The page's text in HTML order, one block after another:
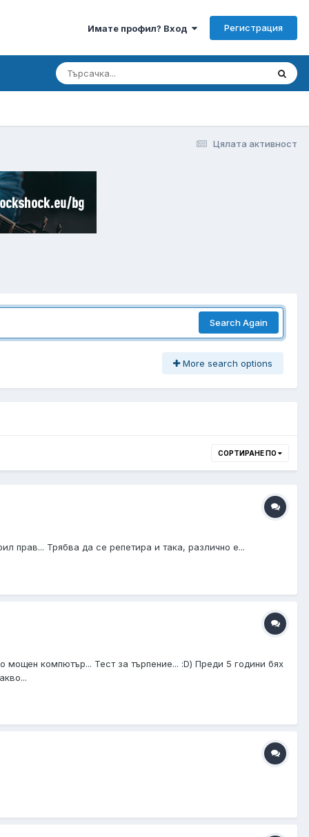
Имате профил? Вход Регистрация
Цялата активност
Search Again
More search options
СОРТИРАНЕ ПО
прав... Трябва да се репетира и така, различно е...
компютър... Тест за търпение... :D) Преди 5 години бях